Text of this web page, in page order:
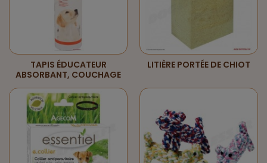
TAPIS ÉDUCATEUR
ABSORBANT, COUCHAGE
LITIÈRE PORTÉE DE CHIOT